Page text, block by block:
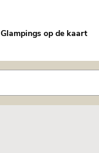
Glampings op de kaart